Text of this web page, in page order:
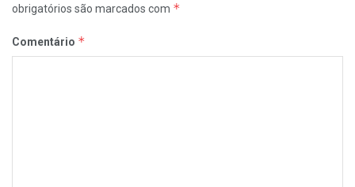
obrigatórios são marcados com *
Comentário *